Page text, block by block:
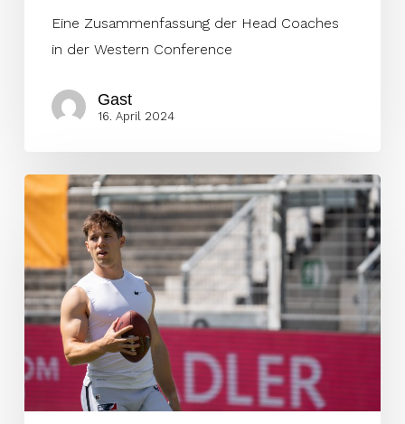
Eine Zusammenfassung der Head Coaches
in der Western Conference
Gast
16. April 2024
Platzgummer:
„Jetzt
ist
der
Punkt,
wo
einfach
außerhalb